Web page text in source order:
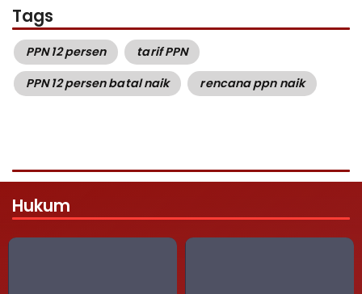
Tags
PPN 12 persen
tarif PPN
PPN 12 persen batal naik
rencana ppn naik
Hukum